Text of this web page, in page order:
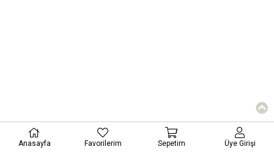
Anasayfa Favorilerim Sepetim Üye Girişi